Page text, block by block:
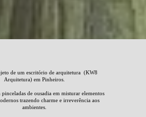
de um escritório de arquitetura (KW8
Arquitetura) em Pinheiros.
de ousadia em misturar elementos
trazendo charme e irreverência aos
ambientes.